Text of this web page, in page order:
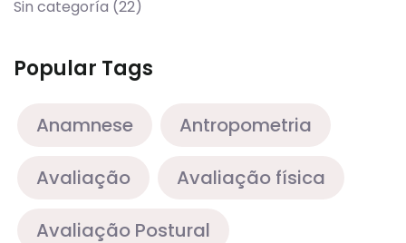
Sin categoría (22)
Popular Tags
Anamnese Antropometria
Avaliação Avaliação física
Avaliação Postural